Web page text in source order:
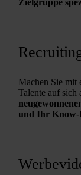
Machen Sie mit
Talente auf sich
und Ihr Know-